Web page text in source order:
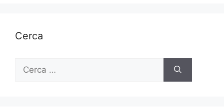
Cerca
per: